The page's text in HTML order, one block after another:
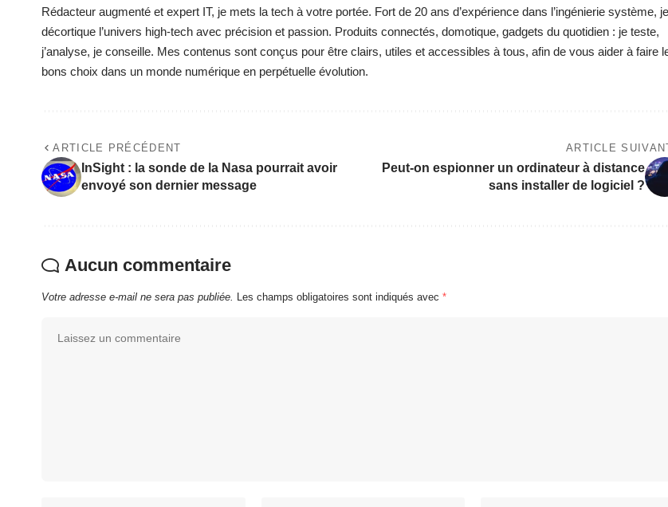
Rédacteur augmenté et expert IT, je mets la tech à votre portée. Fort de 20 ans d’expérience dans l’ingénierie système, je
décortique l’univers high-tech avec précision et passion. Produits connectés, domotique, gadgets du quotidien : je teste,
j’analyse, je conseille. Mes contenus sont conçus pour être clairs, utiles et accessibles à tous, afin de vous aider à faire
bons choix dans un monde numérique en perpétuelle évolution.
ARTICLE PRÉCÉDENT
InSight : la sonde de la Nasa pourrait avoir
envoyé son dernier message
ARTICLE
Peut-on espionner un ordinateur à distance
sans installer de logiciel ?
Aucun commentaire
Votre adresse e-mail ne sera pas publiée. Les champs obligatoires sont indiqués avec *